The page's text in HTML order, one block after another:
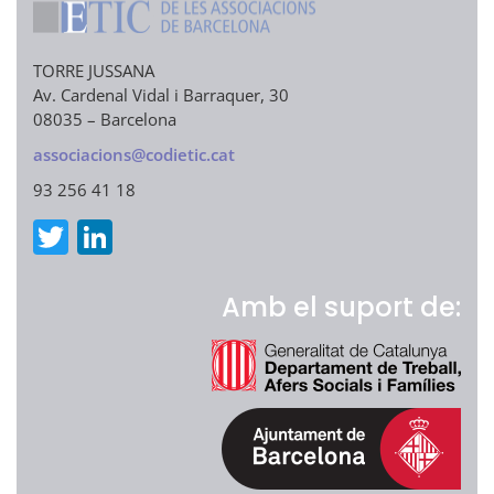
dI
TORRE JUSSANA
Av. Cardenal Vidal i Barraquer, 30
08035 – Barcelona
associacions@codietic.cat
93 256 41 18
T
Amb el suport de: